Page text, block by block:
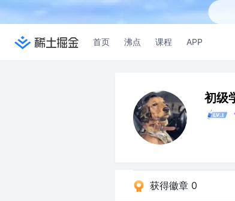
首页 沸点 课程 APP
初级
获得徽章 0